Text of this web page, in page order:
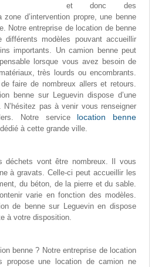
et donc des
d’intervention propre, une benne
Notre entreprise de location de benne
différents modèles pouvant accueillir
importants. Un camion benne peut
lorsque vous avez besoin de
très lourds ou encombrants.
faire de nombreux allers et retours.
benne sur Leguevin dispose d’une
pas à venir vous renseigner
Notre service location benne
à cette grande ville.
déchets vont être nombreux. Il vous
à gravats. Celle-ci peut accueillir les
du béton, de la pierre et du sable.
varie en fonction des modèles.
de benne sur Leguevin en dispose
à votre disposition.
benne ? Notre entreprise de location
propose une location de camion ne